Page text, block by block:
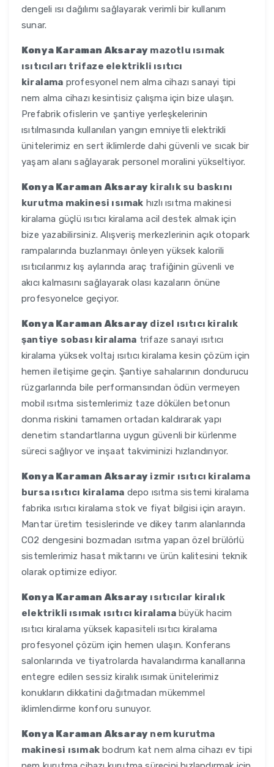
dengeli ısı dağılımı sağlayarak verimli bir kullanım
sunar.
Konya Karaman Aksaray mazotlu ısımak
ısıtıcıları trifaze elektrikli ısıtıcı
kiralama profesyonel nem alma cihazı sanayi tipi
nem alma cihazı kesintisiz çalışma için bize ulaşın.
Prefabrik ofislerin ve şantiye yerleşkelerinin
ısıtılmasında kullanılan yangın emniyetli elektrikli
ünitelerimiz en sert iklimlerde dahi güvenli ve sıcak bir
yaşam alanı sağlayarak personel moralini yükseltiyor.
Konya Karaman Aksaray kiralık su baskını
kurutma makinesi ısımak hızlı ısıtma makinesi
kiralama güçlü ısıtıcı kiralama acil destek almak için
bize yazabilirsiniz. Alışveriş merkezlerinin açık otopark
rampalarında buzlanmayı önleyen yüksek kalorili
ısıtıcılarımız kış aylarında araç trafiğinin güvenli ve
akıcı kalmasını sağlayarak olası kazaların önüne
profesyonelce geçiyor.
Konya Karaman Aksaray dizel ısıtıcı kiralık
şantiye sobası kiralama trifaze sanayi ısıtıcı
kiralama yüksek voltaj ısıtıcı kiralama kesin çözüm için
hemen iletişime geçin. Şantiye sahalarının dondurucu
rüzgarlarında bile performansından ödün vermeyen
mobil ısıtma sistemlerimiz taze dökülen betonun
donma riskini tamamen ortadan kaldırarak yapı
denetim standartlarına uygun güvenli bir kürlenme
süreci sağlıyor ve inşaat takviminizi hızlandırıyor.
Konya Karaman Aksaray izmir ısıtıcı kiralama
bursa ısıtıcı kiralama depo ısıtma sistemi kiralama
fabrika ısıtıcı kiralama stok ve fiyat bilgisi için arayın.
Mantar üretim tesislerinde ve dikey tarım alanlarında
CO2 dengesini bozmadan ısıtma yapan özel brülörlü
sistemlerimiz hasat miktarını ve ürün kalitesini teknik
olarak optimize ediyor.
Konya Karaman Aksaray ısıtıcılar kiralık
elektrikli ısımak ısıtıcı kiralamabüyük hacim
ısıtıcı kiralama yüksek kapasiteli ısıtıcı kiralama
profesyonel çözüm için hemen ulaşın. Konferans
salonlarında ve tiyatrolarda havalandırma kanallarına
entegre edilen sessiz kiralık ısımak ünitelerimiz
konukların dikkatini dağıtmadan mükemmel
iklimlendirme konforu sunuyor.
Konya Karaman Aksaray nem kurutma
makinesi ısımak bodrum kat nem alma cihazı ev tipi